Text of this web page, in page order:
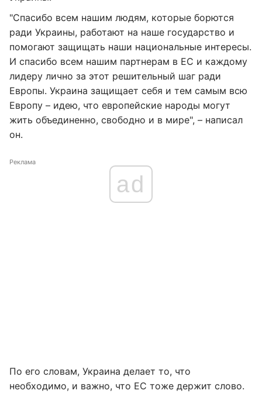
"Спасибо всем нашим людям, которые борются
ради Украины, работают на наше государство и
помогают защищать наши национальные интересы.
И спасибо всем нашим партнерам в ЕС и каждому
лидеру лично за этот решительный шаг ради
Европы. Украина защищает себя и тем самым всю
Европу – идею, что европейские народы могут
жить объединенно, свободно и в мире", – написал
он.
Реклама
ad
По его словам, Украина делает то, что
необходимо, и важно, что ЕС тоже держит слово.